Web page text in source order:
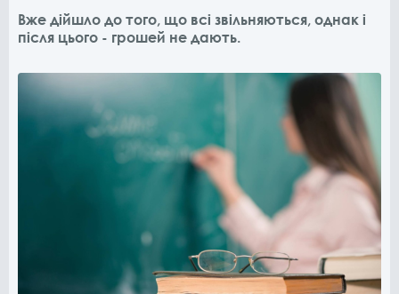
Вже дійшло до того, що всі звільняються, однак і
після цього - грошей не дають.